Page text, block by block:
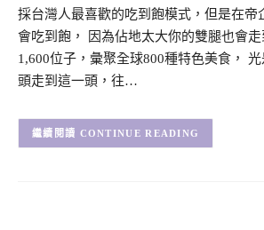
採台灣人最喜歡的吃到飽模式，但是在帝
會吃到飽， 因為佔地太大你的雙腿也會
1,600位子，彙聚全球800種特色美食，
頭走到這一頭，往…
CONTINUE READING